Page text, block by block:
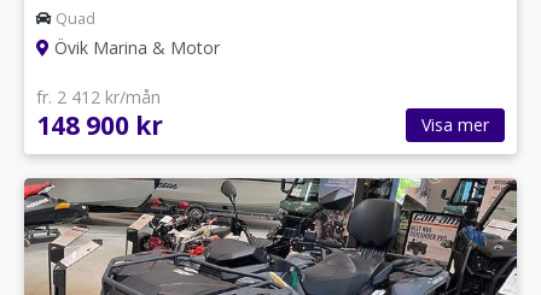
Quad
Övik Marina & Motor
fr. 2 412 kr/mån
148 900 kr Visa mer